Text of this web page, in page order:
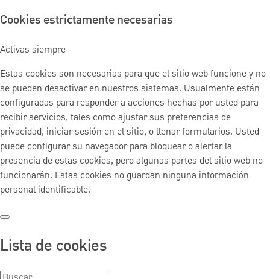
Cookies estrictamente necesarias
Activas siempre
Estas cookies son necesarias para que el sitio web funcione y no
se pueden desactivar en nuestros sistemas. Usualmente están
configuradas para responder a acciones hechas por usted para
recibir servicios, tales como ajustar sus preferencias de
privacidad, iniciar sesión en el sitio, o llenar formularios. Usted
puede configurar su navegador para bloquear o alertar la
presencia de estas cookies, pero algunas partes del sitio web no
funcionarán. Estas cookies no guardan ninguna información
personal identificable.
Lista de cookies